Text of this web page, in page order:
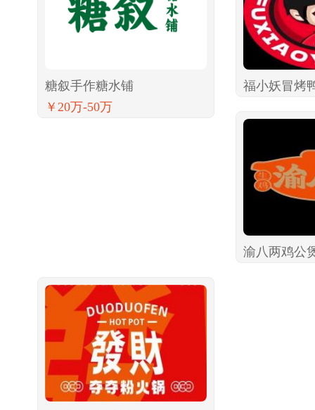
糖叙手作糖水铺
￥20万-50万
福小妖冒烤
渝八两鸡公